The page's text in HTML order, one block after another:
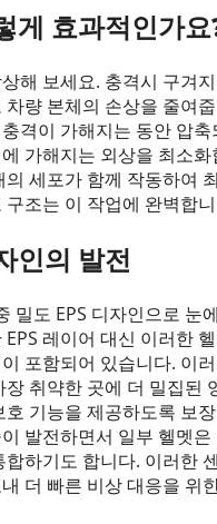
게 효과적인가요
해 보세요. 충격시 구겨
량 본체의 손상을 줄여
격이 가해지는 동안 압축
가해지는 외상을 최소화
세포가 함께 작동하여
조는 이 작업에 완벽합
인의 발전
밀도 EPS 디자인으로 눈
레이어 대신 이러한
포함되어 있습니다. 이
취약한 곳에 더 밀집된
기능을 제공하도록 보
발전하면서 일부 헬멧은
하기도 합니다. 이러한
더 빠른 비상 대응을 위